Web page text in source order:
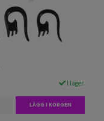
I lager.
LÄGG I KORGEN